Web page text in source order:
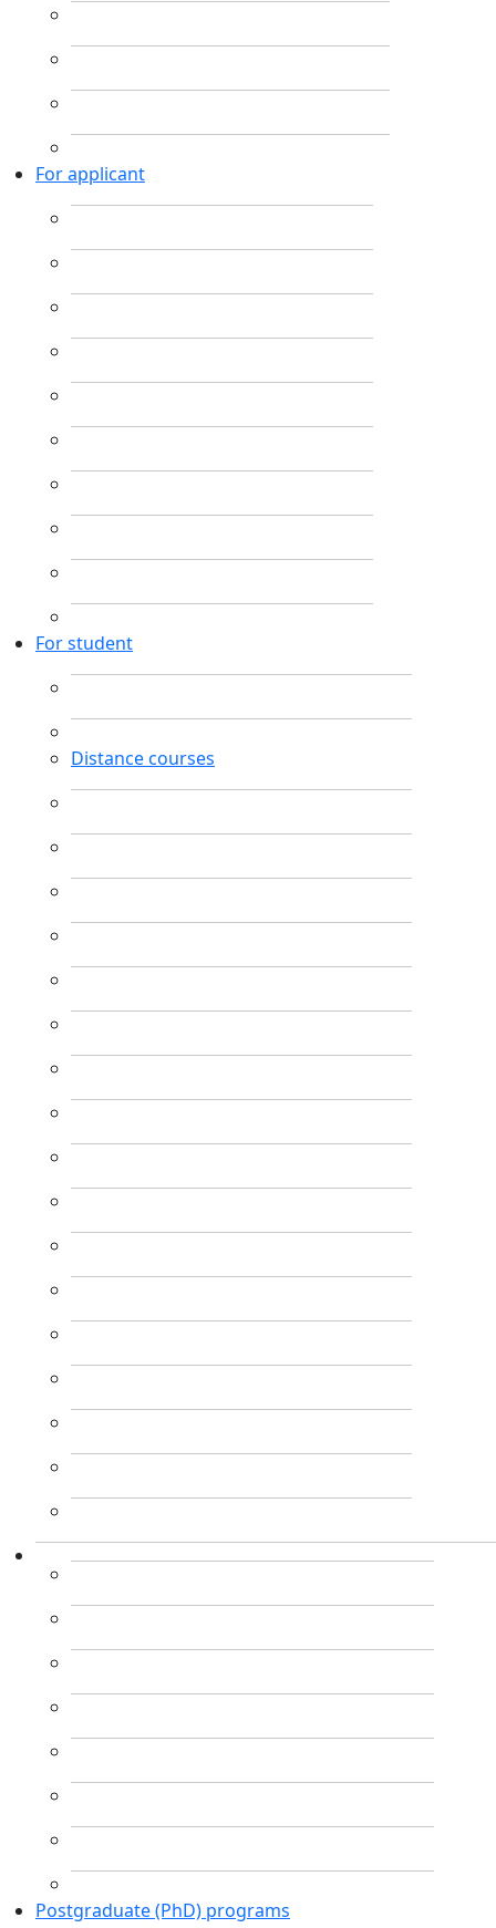
For applicant
For student
Distance courses
Postgraduate (PhD) programs